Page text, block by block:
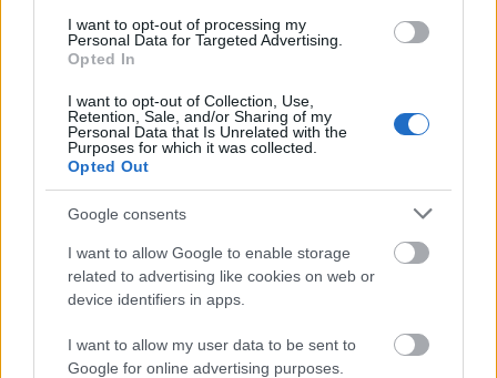
I want to opt-out of processing my
Personal Data for Targeted Advertising.
Opted In
I want to opt-out of Collection, Use,
Retention, Sale, and/or Sharing of my
Personal Data that Is Unrelated with the
Purposes for which it was collected.
Opted Out
Google consents
I want to allow Google to enable storage
related to advertising like cookies on web or
device identifiers in apps.
I want to allow my user data to be sent to
Google for online advertising purposes.
Játék a betűkkel- Ismét egy klasszikus magyar
játékot hoztam az ajánlóba nektek, ami egy igazi
klasszikus darab. A Játék a betűkkel játékot a
gyerekek egy televíziós műsor után kapták meg és
A most figyelmetekbe ajánlott darab tökéletes
állapotban maradt meg, így ha eddig nem volt a
gyűjteményetekben ez a klasszikus, akkor itt a remek
lehetőség pótolni azt.
A licit 4900 Ft-ról indul.